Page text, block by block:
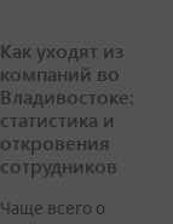
Как уходят из
компаний во
Владивостоке:
статистика и
откровения
сотрудников
Чаще всего о